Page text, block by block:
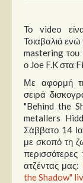
Το video
Τσιαβαλιά ενώ
mastering του
ο Joe F.K στα
Με αφορμή
σειρά
"Behind the
metallers
Σάββατο 14
με σκοπό τη
ατζέντας μας:
the Shadow"